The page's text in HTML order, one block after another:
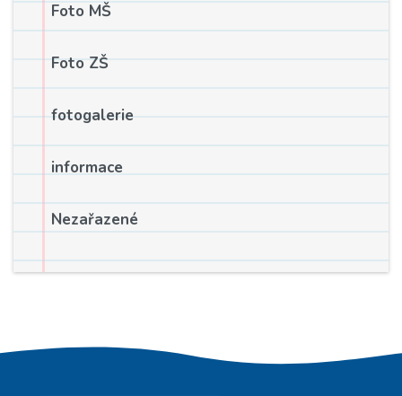
Foto MŠ
Foto ZŠ
fotogalerie
informace
Nezařazené